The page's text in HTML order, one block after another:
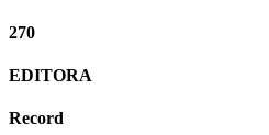
270
EDITORA
Record